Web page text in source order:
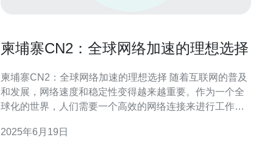
柬埔寨CN2：全球网络加速的理想选择
柬埔寨CN2：全球网络加速的理想选择 随着互联网的普及
和发展，网络速度和稳定性变得越来越重要。作为一个全
球化的世界，人们需要一个高效的网络连接来进行工作、
提供了快速稳定的网络连接，还具有全球网络加速的优
2025年6月19日